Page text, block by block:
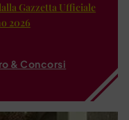
Gazzetta Ufficiale
2026
& Concorsi